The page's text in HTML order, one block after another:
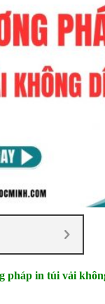
pháp in túi vải